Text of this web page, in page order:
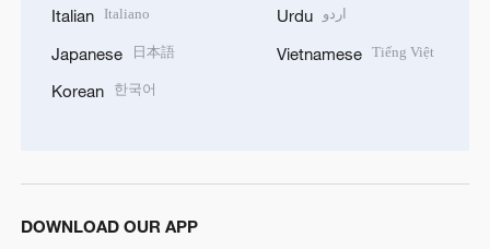
Italian Italiano
Japanese 日本語
Korean 한국어
Urdu اردو
Vietnamese Tiếng Việt
DOWNLOAD OUR APP